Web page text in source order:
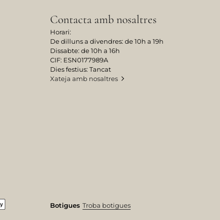
Contacta amb nosaltres
Horari:
De dilluns a divendres: de 10h a 19h
Dissabte: de 10h a 16h
CIF: ESN0177989A
Dies festius: Tancat
Xateja amb nosaltres
Botigues Troba botigues